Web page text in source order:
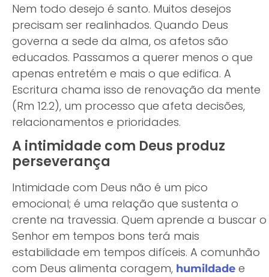
Nem todo desejo é santo. Muitos desejos
precisam ser realinhados. Quando Deus
governa a sede da alma, os afetos são
educados. Passamos a querer menos o que
apenas entretém e mais o que edifica. A
Escritura chama isso de renovação da mente
(Rm 12.2), um processo que afeta decisões,
relacionamentos e prioridades.
A intimidade com Deus produz
perseverança
Intimidade com Deus não é um pico
emocional; é uma relação que sustenta o
crente na travessia. Quem aprende a buscar o
Senhor em tempos bons terá mais
estabilidade em tempos difíceis. A comunhão
com Deus alimenta coragem, humildade e